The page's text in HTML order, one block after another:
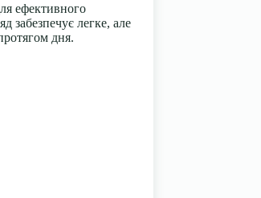
ефективного
забезпечує легке, але
дня.